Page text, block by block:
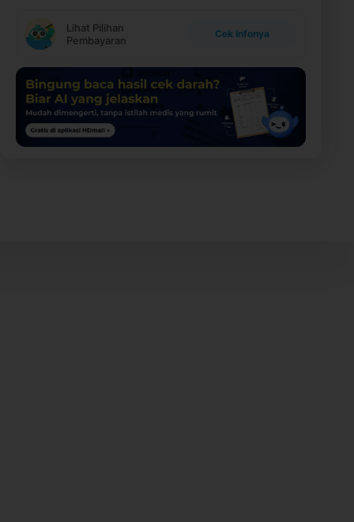
Lihat Pilihan
Pembayaran
Cek Infonya